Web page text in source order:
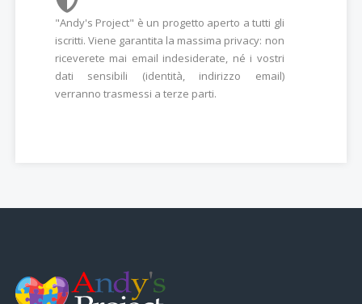
"Andy's Project" è un progetto aperto a tutti gli
iscritti. Viene garantita la massima privacy: non
riceverete mai email indesiderate, né i vostri
dati sensibili (identità, indirizzo email)
verranno trasmessi a terze parti.